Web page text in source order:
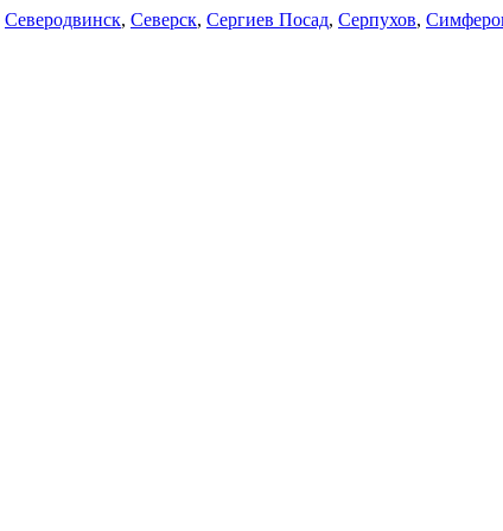
Северодвинск, Северск, Сергиев Посад, Серпухов,